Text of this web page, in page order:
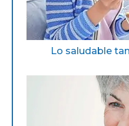
Lo saludable